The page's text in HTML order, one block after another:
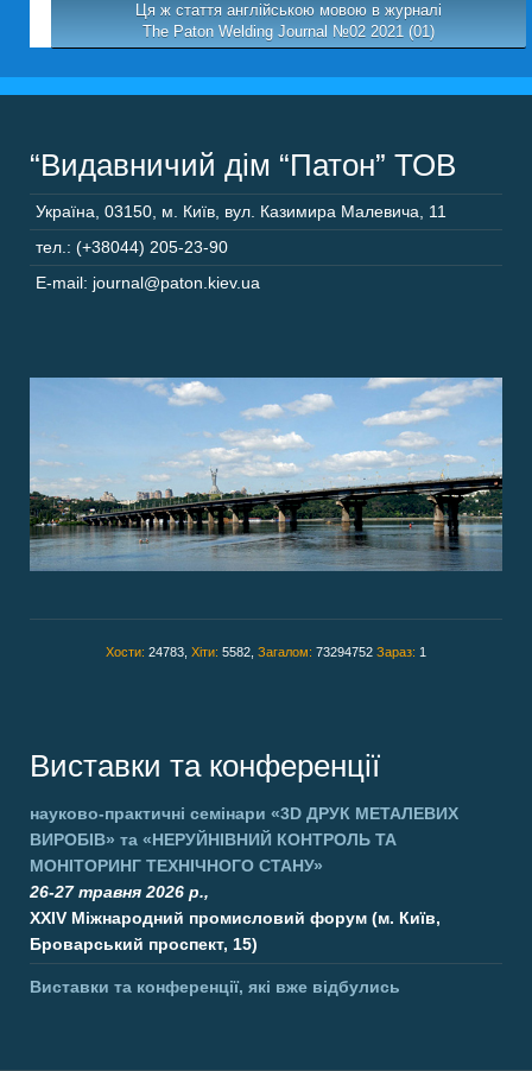
Ця ж стаття англійською мовою в журналі
The Paton Welding Journal №02 2021 (01)
“Видавничий дім “Патон” ТОВ
Україна 03150 м. Київ, вул. Казимира Малевича, 11
тел.: (+38044) 205-23-90
E-mail: journal@paton.kiev.ua
Хости: 24783, Хіти: 5582, Загалом: 73294752 Зараз: 1
Виставки та конференції
науково-практичні семінари «3D ДРУК МЕТАЛЕВИХ
ВИРОБІВ» та «НЕРУЙНІВНИЙ КОНТРОЛЬ ТА
МОНІТОРИНГ ТЕХНІЧНОГО СТАНУ»
26-27 травня 2026 р.,
XXIV Міжнародний промисловий форум (м. Київ,
Броварський проспект, 15)
Виставки та конференції, які вже відбулись